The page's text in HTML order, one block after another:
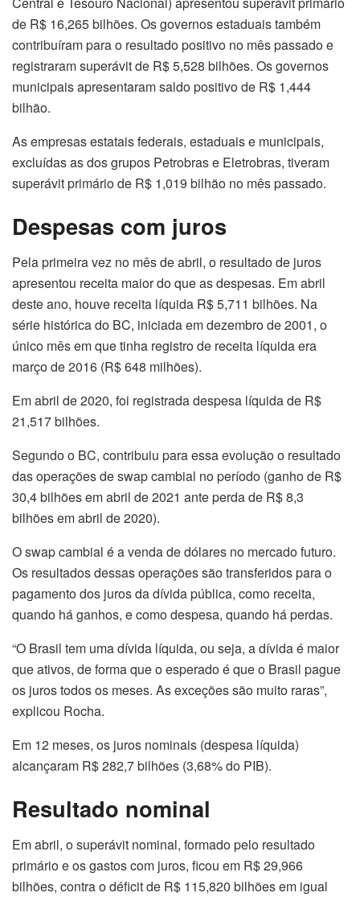
de R$ 16,265 bilhões. Os governos estaduais também
contribuíram para o resultado positivo no mês passado e
registraram superávit de R$ 5,528 bilhões. Os governos
municipais apresentaram saldo positivo de R$ 1,444
bilhão.
As empresas estatais federais, estaduais e municipais,
excluídas as dos grupos Petrobras e Eletrobras, tiveram
superávit primário de R$ 1,019 bilhão no mês passado.
Despesas com juros
Pela primeira vez no mês de abril, o resultado de juros
apresentou receita maior do que as despesas. Em abril
deste ano, houve receita líquida R$ 5,711 bilhões. Na
série histórica do BC, iniciada em dezembro de 2001, o
único mês em que tinha registro de receita líquida era
março de 2016 (R$ 648 milhões).
Em abril de 2020, foi registrada despesa líquida de R$
21,517 bilhões.
Segundo o BC, contribuiu para essa evolução o resultado
das operações de swap cambial no período (ganho de R$
30,4 bilhões em abril de 2021 ante perda de R$ 8,3
bilhões em abril de 2020).
O swap cambial é a venda de dólares no mercado futuro.
Os resultados dessas operações são transferidos para o
pagamento dos juros da dívida pública, como receita,
quando há ganhos, e como despesa, quando há perdas.
“O Brasil tem uma dívida líquida, ou seja, a dívida é maior
que ativos, de forma que o esperado é que o Brasil pague
os juros todos os meses. As exceções são muito raras”,
explicou Rocha.
Em 12 meses, os juros nominais (despesa líquida)
alcançaram R$ 282,7 bilhões (3,68% do PIB).
Resultado nominal
Em abril, o superávit nominal, formado pelo resultado
primário e os gastos com juros, ficou em R$ 29,966
bilhões, contra o déficit de R$ 115,820 bilhões em igual